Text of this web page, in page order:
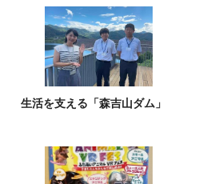
生活を支える「森吉山ダム」